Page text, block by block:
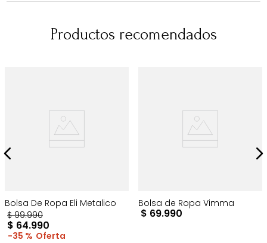
Productos recomendados
Bolsa De Ropa Eli Metalico
$ 99.990
$ 64.990
35 %
Bolsa de Ropa Vimma
$ 69.990